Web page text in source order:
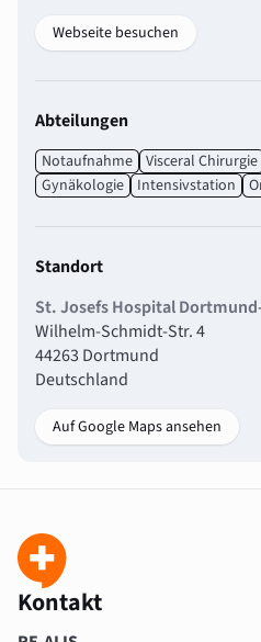
Webseite besuchen
Abteilungen
Notaufnahme Visceral Chirurgie
Gynäkologie
Intensivstation
Standort
St. Josefs Hospital
Wilhelm-Schmidt-Str. 4
44263 Dortmund
Deutschland
Auf Google Maps ansehen
Kontakt